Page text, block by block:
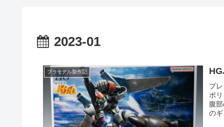
2023-01
プラモデル製作記
プ
ポ
腹
の